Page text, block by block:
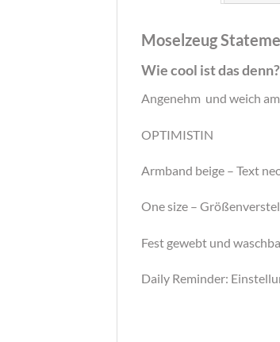
Moselzeug
Wie cool ist das
Angenehm und weich
OPTIMISTIN
Armband beige – Text
One size –
Fest gewebt und
Daily Reminder: